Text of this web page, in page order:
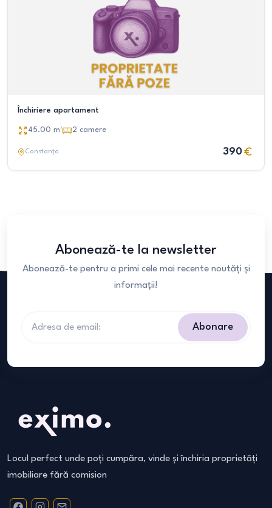
Închiriere apartament
45.00 m² 2 camere
Constanța 390
Abonează-te la newsletter
Abonează-te pentru a primi cele mai recente noutăți și
informații!
Abonare
Locul perfect unde poți cumpăra, vinde și închiria proprietăți
imobiliare fără comision